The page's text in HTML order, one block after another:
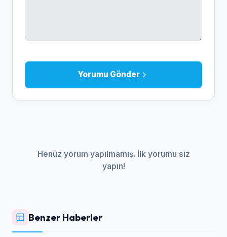
Yorumu Gönder
Henüz yorum yapılmamış. İlk yorumu siz
yapın!
Benzer Haberler